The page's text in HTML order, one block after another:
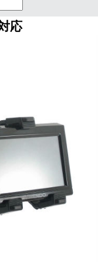
応